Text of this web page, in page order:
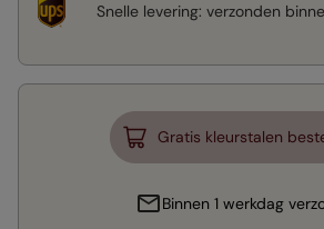
Snelle levering: verzonden
Gratis kleurstalen
Binnen 1 werkdag